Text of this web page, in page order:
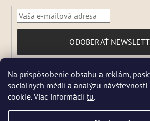
Na prispôsobenie obsahu a reklám,
sociálnych médií a analýzu
cookie. Viac informácií tu.
DŇA 5 a 6 AUGUSTA NEBUDEME ODOSIELAŤ
Letná prevádzka: Počas horúcich dní chránime
PRIHLÁSIŤ
SA
ODOBERAŤ
podmienkami ochrany osobných